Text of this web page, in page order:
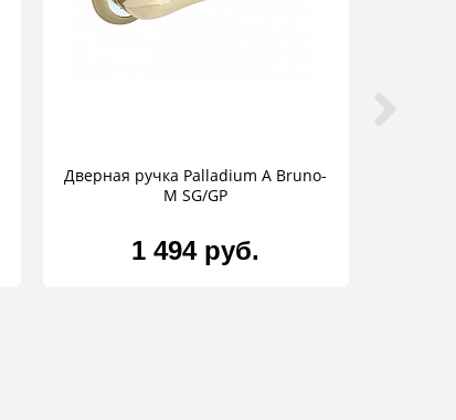
Дверная ручка Palladium A Bruno-
M SG/GP
1 494 руб.